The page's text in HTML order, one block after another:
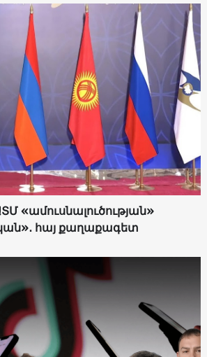
«ամուսնալուծության»
հայ քաղաքագետ